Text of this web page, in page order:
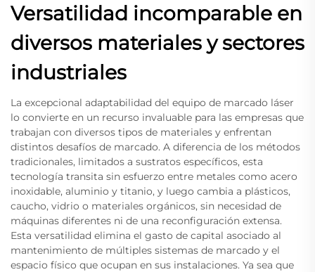
Versatilidad incomparable en
diversos materiales y sectores
industriales
La excepcional adaptabilidad del equipo de marcado láser
lo convierte en un recurso invaluable para las empresas que
trabajan con diversos tipos de materiales y enfrentan
distintos desafíos de marcado. A diferencia de los métodos
tradicionales, limitados a sustratos específicos, esta
tecnología transita sin esfuerzo entre metales como acero
inoxidable, aluminio y titanio, y luego cambia a plásticos,
caucho, vidrio o materiales orgánicos, sin necesidad de
máquinas diferentes ni de una reconfiguración extensa.
Esta versatilidad elimina el gasto de capital asociado al
mantenimiento de múltiples sistemas de marcado y el
espacio físico que ocupan en sus instalaciones. Ya sea que